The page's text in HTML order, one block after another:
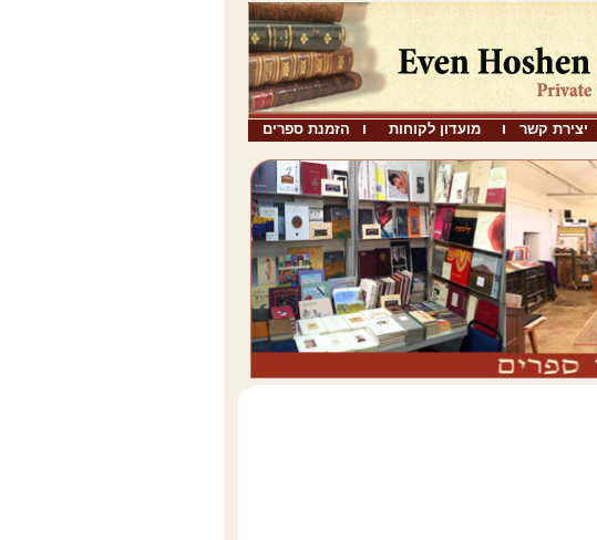
יצירת קשר מועדון לקוחות הזמנת ספרים